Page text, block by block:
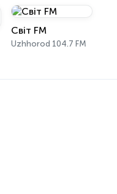
Світ FM
Uzhhorod 104.7 FM